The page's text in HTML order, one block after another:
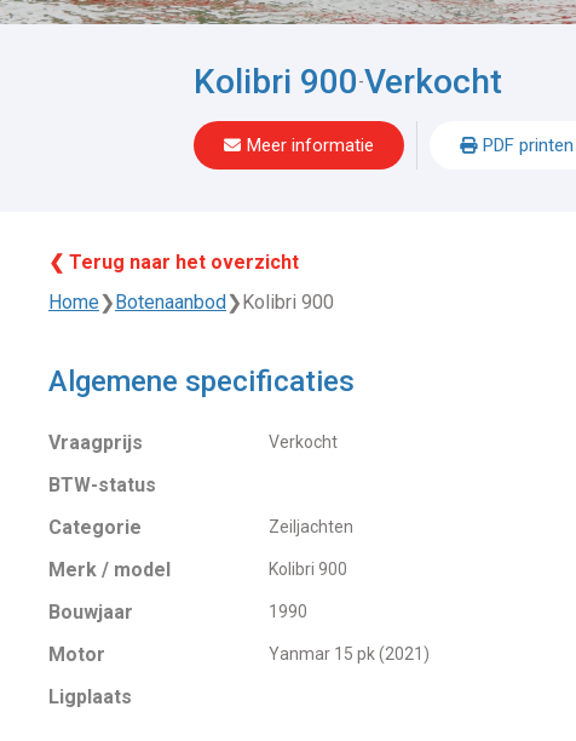
Kolibri 900-Verkocht
Meer informatie PDF printen
❮ Terug naar het overzicht
Home❯Botenaanbod❯Kolibri 900
Algemene specificaties
Vraagprijs Verkocht
BTW-status
Categorie
Zeiljachten
Merk / model Kolibri 900
Bouwjaar 1990
Motor Yanmar 15 pk (2021)
Ligplaats